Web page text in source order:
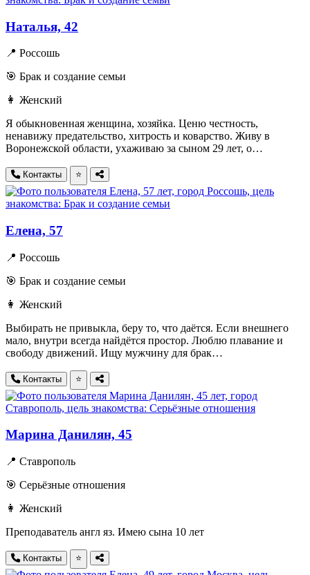
Наталья, 42
📍 Россошь
🎯 Брак и создание семьи
👩 Женский
Я обыкновенная женщина, хозяйка. Ценю честность,
ненавижу предательство, хитрость и коварство. Живу в
Воронежской области, ухаживаю за сыном 29 лет, о…
Контакты ⭐
Елена, 57
📍 Россошь
🎯 Брак и создание семьи
👩 Женский
Выбирать не привыкла, беру то, что даётся. Если внешнего
мало, внутри всегда найдётся простор. Люблю плавание и
свободу движений. Ищу мужчину для брак…
Контакты ⭐
Марина Данилян, 45
📍 Ставрополь
🎯 Серьёзные отношения
👩 Женский
Преподаватель англ яз. Имею сына 10 лет
Контакты ⭐